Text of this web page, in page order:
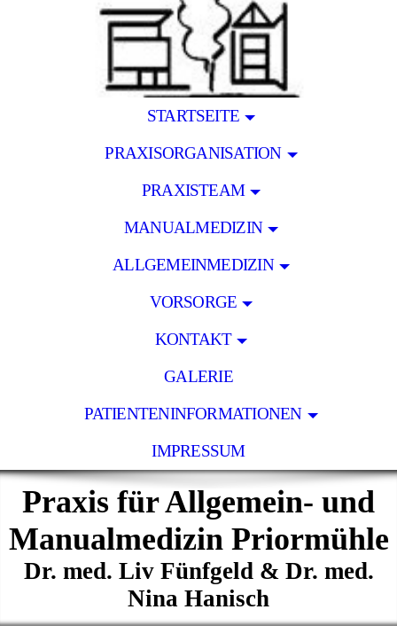
STARTSEITE
PRAXISORGANISATION
PRAXISTEAM
MANUALMEDIZIN
ALLGEMEINMEDIZIN
VORSORGE
KONTAKT
GALERIE
PATIENTENINFORMATIONEN
IMPRESSUM
Praxis für Allgemein- und
Manualmedizin Priormühle
Dr. med. Liv Fünfgeld & Dr. med.
Nina Hanisch